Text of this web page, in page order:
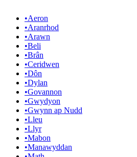
•Aeron
•Aranrhod
•Arawn
•Beli
•Brân
•Ceridwen
•Dôn
•Dylan
•Govannon
•Gwydyon
•Gwynn ap Nudd
•Lleu
•Llyr
•Mabon
•Manawyddan